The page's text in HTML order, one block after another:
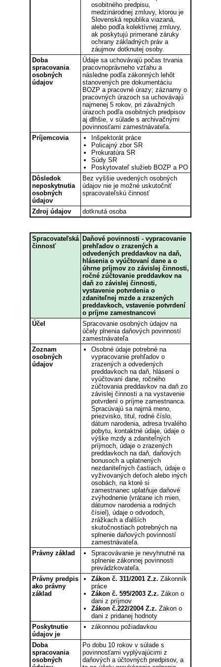
osobitného predpisu,
medzinárodnej zmluvy, ktorou je
Slovenská republika viazaná,
alebo podľa kolektívnej zmluvy,
ak poskytujú primerané záruky
ochrany základných práv a
záujmov dotknutej osoby.
Doba
spracovania
osobných
údajov
Údaje sa uchovávajú počas trvania
pracovnoprávneho vzťahu a
následne podľa zákonných lehôt
stanovených pre dokumentáciu
BOZP a pracovné úrazy; záznamy o
pracovných úrazoch sa uchovávajú
najmenej 5 rokov, pri závažných
úrazoch podľa osobitných predpisov
aj dlhšie, v súlade s archivačnými
povinnosťami zamestnávateľa.
Príjemcovia
Inšpektorát práce
Policajný zbor SR
Prokuratúra SR
Súdy SR
Poskytovateľ služieb BOZP a PO
Dôsledok
neposkytnutia
osobných
údajov
Bez vyššie uvedených osobných
údajov nie je možné uskutočniť
spracovateľskú činnosť
Zdroj údajov dotknutá osoba
Spracovateľská
činnosť
Daňové povinnosti - vypracovanie
prehľadov o zrazených a
odvedených preddavkov na daň,
hlásenia o vyúčtovaní dane a o
úhrne príjmov zo závislej činnosti,
ročné zúčtovanie preddavkov na
daň zo závislej činnosti,
vystavenie potvrdenia o
zdaniteľnej mzde a zrazených
preddavkoch, vstavenie potvrdení
o príjme zamestnancovi
Účel
Spracovanie osobných údajov na
účely plnenia daňových povinností
zamestnávateľa
Zoznam
osobných
údajov
Osobné údaje potrebné na
vypracovanie prehľadov o
zrazených a odvedených
preddavkoch na daň, hlásení o
vyúčtovaní dane, ročného
zúčtovania preddavkov na daň zo
závislej činnosti a na vystavenie
potvrdení o príjme zamestnanca.
Spracúvajú sa najmä meno,
priezvisko, titul, rodné číslo,
dátum narodenia, adresa trvalého
pobytu, kontaktné údaje, údaje o
výške mzdy a zdaniteľných
príjmoch, údaje o zrazených
preddavkoch na daň, daňových
bonusoch a uplatnených
nezdaniteľných častiach, údaje o
vyživovaných deťoch alebo iných
osobách, na ktoré si
zamestnanec uplatňuje daňové
zvýhodnenie (vrátane ich mien,
dátumov narodenia a rodných
čísiel), údaje o odvodoch,
zrážkach a ďalších
skutočnostiach potrebných na
splnenie daňových povinností
zamestnávateľa.
Právny základ
Spracovávanie je nevyhnutné na
splnenie zákonnej povinnosti
prevádzkovateľa.
Právny predpis
ako právny
základ
Zákon č. 311/2001 Z.z. Zákonník
práce
Zákon č. 595/2003 Z.z. Zákon o
dani z príjmov
Zákon č.222/2004 Z.z. Zákon o
dani z pridanej hodnoty
Poskytnutie
údajov je
zákonnou požiadavkou
Doba
spracovania
osobných
Po dobu 10 rokov v súlade s
povinnosťami vyplývajúcimi z
daňových a účtovných predpisov, a